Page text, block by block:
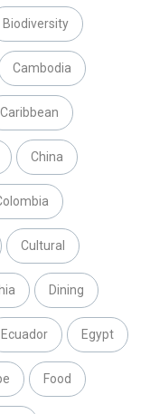
Biodiversity
Cambodia
Caribbean
China
Cultural
Dining
Ecuador Egypt
Food